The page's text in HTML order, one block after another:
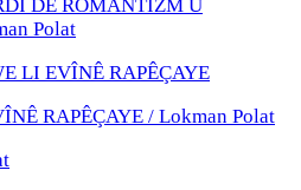
DE ROMANTÎZM Û
Polat
RAPÊÇAYE / Lokman Polat